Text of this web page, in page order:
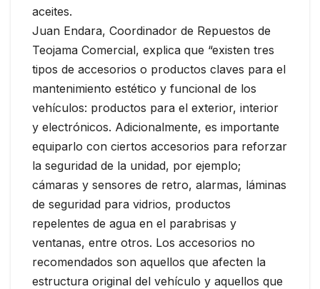
aceites.
Juan Endara, Coordinador de Repuestos de
Teojama Comercial, explica que “existen tres
tipos de accesorios o productos claves para el
mantenimiento estético y funcional de los
vehículos: productos para el exterior, interior
y electrónicos. Adicionalmente, es importante
equiparlo con ciertos accesorios para reforzar
la seguridad de la unidad, por ejemplo;
cámaras y sensores de retro, alarmas, láminas
de seguridad para vidrios, productos
repelentes de agua en el parabrisas y
ventanas, entre otros. Los accesorios no
recomendados son aquellos que afecten la
estructura original del vehículo y aquellos que